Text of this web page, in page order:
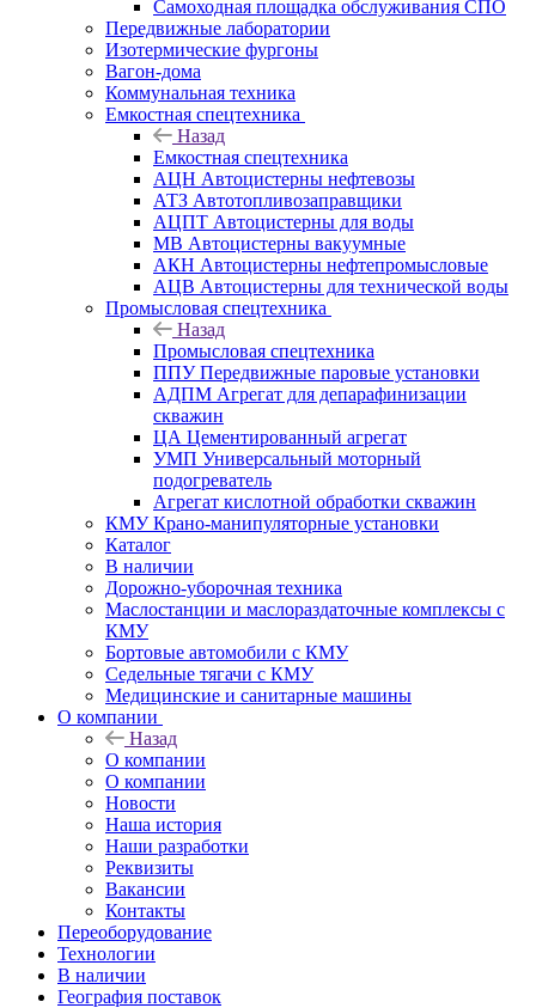
Самоходная площадка обслуживания СПО
Передвижные лаборатории
Изотермические фургоны
Вагон-дома
Коммунальная техника
Емкостная спецтехника
Назад
Емкостная спецтехника
АЦН Автоцистерны нефтевозы
АТЗ Автотопливозаправщики
АЦПТ Автоцистерны для воды
МВ Автоцистерны вакуумные
АКН Автоцистерны нефтепромысловые
АЦВ Автоцистерны для технической воды
Промысловая спецтехника
Назад
Промысловая спецтехника
ППУ Передвижные паровые установки
АДПМ Агрегат для депарафинизации
скважин
ЦА Цементированный агрегат
УМП Универсальный моторный
подогреватель
Агрегат кислотной обработки скважин
КМУ Крано-манипуляторные установки
Каталог
В наличии
Дорожно-уборочная техника
Маслостанции и маслораздаточные комплексы с
КМУ
Бортовые автомобили с КМУ
Седельные тягачи с КМУ
Медицинские и санитарные машины
О компании
Назад
О компании
О компании
Новости
Наша история
Наши разработки
Реквизиты
Вакансии
Контакты
Переоборудование
Технологии
В наличии
География поставок